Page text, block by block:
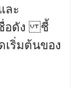
ละ
ชื่อดัง ชี้
ริ่มต้นของ